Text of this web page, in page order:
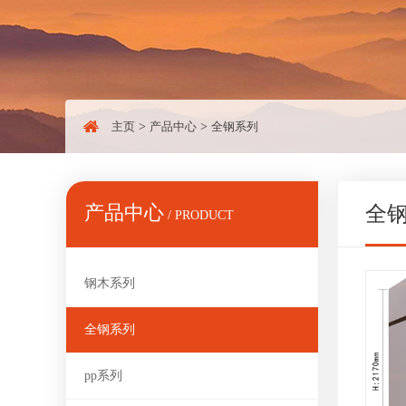
主页 > 产品中心 > 全钢系列
产品中心 / PRODUCT
钢木系列
全钢系列
pp系列
全